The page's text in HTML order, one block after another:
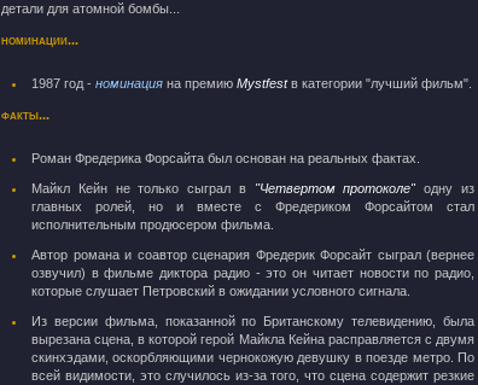
детали для атомной бомбы...
номинации...
1987 год - номинация на премию Mystfestв категории "лучший фильм".
факты...
Роман Фредерика Форсайта был основан на реальных фактах.
Майкл Кейн не только сыграл в "Четвертом протоколе"одну из
главных ролей, но и вместе с Фредериком Форсайтом стал
исполнительным продюсером фильма.
Автор романа и соавтор сценария Фредерик Форсайт сыграл (вернее
озвучил) в фильме диктора радио - это он читает новости по радио,
которые слушает Петровский в ожидании условного сигнала.
Из версии фильма, показанной по Британскому телевидению, была
вырезана сцена, в которой герой Майкла Кейна расправляется с двумя
скинхэдами, оскорбляющими чернокожую девушку в поезде метро. По
всей видимости, это случилось из-за того, что сцена содержит резкие